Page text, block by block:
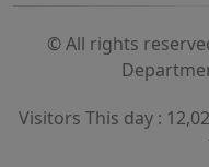
© All rights
Visitors This day :